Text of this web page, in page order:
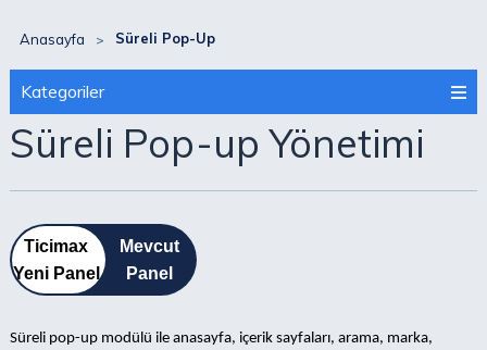
Anasayfa Süreli Pop-Up
Kategoriler
Süreli Pop-up Yönetimi
Ticimax
Yeni Panel
Mevcut
Panel
Süreli pop-up modülü ile anasayfa, içerik sayfaları, arama, marka,